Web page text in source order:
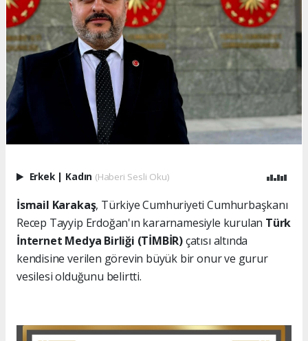
Erkek | Kadın (Haberi Sesli Oku)
İsmail Karakaş, Türkiye Cumhuriyeti Cumhurbaşkanı
Recep Tayyip Erdoğan'ın kararnamesiyle kurulan Türk
İnternet Medya Birliği (TİMBİR)çatısı altında
kendisine verilen görevin büyük bir onur ve gurur
vesilesi olduğunu belirtti.